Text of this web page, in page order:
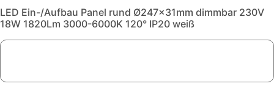
LED Ein-/Aufbau Panel rund Ø247x31mm dimmbar 230V
18W 1820Lm 3000-6000K 120° IP20 weiß